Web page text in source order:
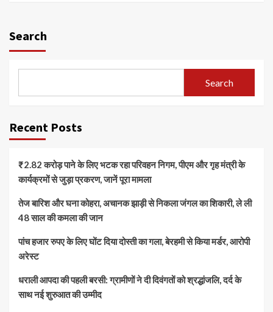
Search
Search
Recent Posts
₹2.82 करोड़ पाने के लिए भटक रहा परिवहन निगम, पीएम और गृह मंत्री के
कार्यक्रमों से जुड़ा प्रकरण, जानें पूरा मामला
तेज बारिश और घना कोहरा, अचानक झाड़ी से निकला जंगल का शिकारी, ले ली
48 साल की कमला की जान
पांच हजार रुपए के लिए घोंट दिया दोस्ती का गला, बेरहमी से किया मर्डर, आरोपी
अरेस्ट
धराली आपदा की पहली बरसी: ग्रामीणों ने दी दिवंगतों को श्रद्धांजलि, दर्द के
साथ नई शुरुआत की उम्मीद